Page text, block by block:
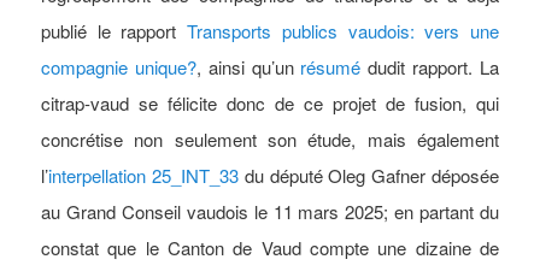
publié le rapportTransports publics vaudois: vers une
compagnie unique?, ainsi qu’un résumé dudit rapport. La
citrap-vaud se félicite donc de ce projet de fusion, qui
concrétise non seulement son étude, mais également
l’interpellation 25_INT_33du député Oleg Gafner déposée
au Grand Conseil vaudois le 11 mars 2025; en partant du
constat que le Canton de Vaud compte une dizaine de